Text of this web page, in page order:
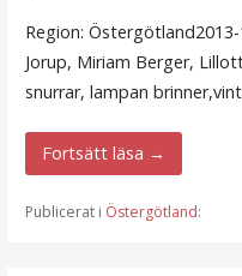
Region:
Jorup, Miriam Berger,
snurrar, lampan
Fortsätt läsa →
Publicerat i Östergötland: